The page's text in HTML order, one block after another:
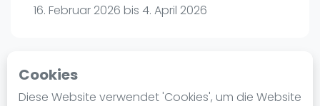
Cookies
Diese Website verwendet 'Cookies', um die Website
Frauen
Blog
16. Februar 2026 bis 4. April 2026
Playtomic